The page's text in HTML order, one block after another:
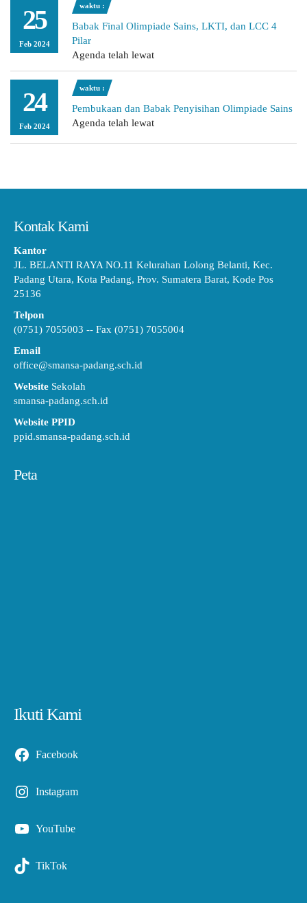
25
Feb 2024
waktu :
Babak Final Olimpiade Sains, LKTI, dan LCC 4
Pilar
Agenda telah lewat
24
Feb 2024
waktu :
Pembukaan dan Babak Penyisihan Olimpiade Sains
Agenda telah lewat
Kontak Kami
Kantor
JL. BELANTI RAYA NO.11 Kelurahan Lolong Belanti, Kec.
Padang Utara, Kota Padang, Prov. Sumatera Barat, Kode Pos
25136
Telpon
(0751) 7055003 -- Fax (0751) 7055004
Email
office@smansa-padang.sch.id
Website Sekolah
smansa-padang.sch.id
Website PPID
ppid.smansa-padang.sch.id
Peta
Ikuti Kami
Facebook
Instagram
YouTube
TikTok